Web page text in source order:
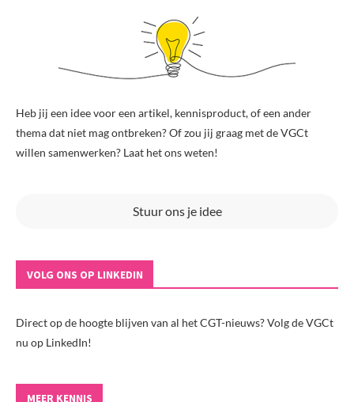
Heb jij een idee voor een artikel, kennisproduct, of een ander
thema dat niet mag ontbreken? Of zou jij graag met de VGCt
willen samenwerken? Laat het ons weten!
Stuur ons je idee
VOLG ONS OP LINKEDIN
Direct op de hoogte blijven van al het CGT-nieuws? Volg de VGCt
nu op LinkedIn!
MEER KENNIS